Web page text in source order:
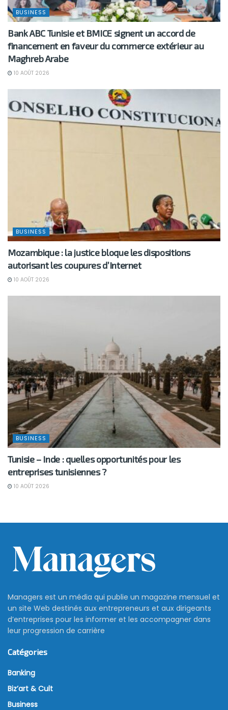
BUSINESS
Bank ABC Tunisie et BMICE signent un accord de
financement en faveur du commerce extérieur au
Maghreb Arabe
10 AOÛT 2026
BUSINESS
Mozambique : la justice bloque les dispositions
autorisant les coupures d’Internet
10 AOÛT 2026
BUSINESS
Tunisie – Inde : quelles opportunités pour les
entreprises tunisiennes ?
10 AOÛT 2026
Managers est un média qui publie un magazine mensuel et
un site Web destinés aux entrepreneurs et aux dirigeants
d’entreprises pour les informer et les accompagner dans
leur progression de carrière
Catégories
Banking
Biz’art & Cult
Business